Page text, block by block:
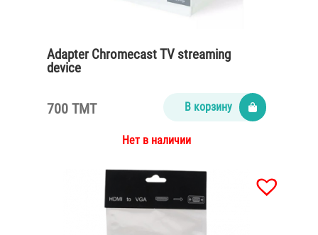
Adapter Chromecast TV streaming
device
700 TMT В корзину
Нет в наличии